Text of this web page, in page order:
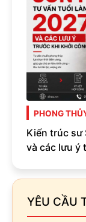
PHONG
Kiến trúc sư
và các lưu ý
YÊU CẦU